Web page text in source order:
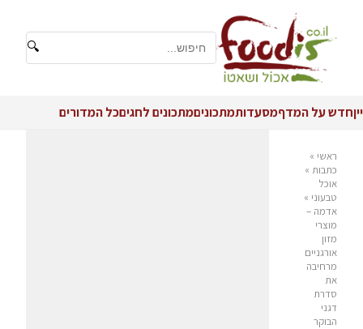
🔍
ייןחדש על המדףמסעדותמתכוניםמתכונים לחגיםכל המדורים
ראשי »
כתבות »
אוכל
טבעוני »
אדמה –
מוצרי
מזון
אורגניים
מרחיבה
את
סדרת
דגני
הבוקר